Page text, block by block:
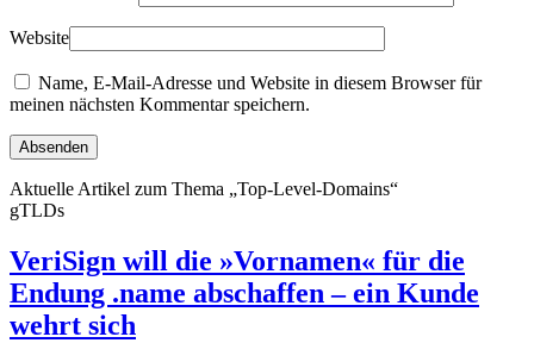
Website
Name, E-Mail-Adresse und Website in diesem Browser für
meinen nächsten Kommentar speichern.
Aktuelle Artikel zum Thema „Top-Level-Domains“
gTLDs
VeriSign will die »Vornamen« für die
Endung .name abschaffen – ein Kunde
wehrt sich